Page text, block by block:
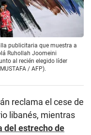
publicitaria que muestra a
Ruhollah Joomeini
al recién elegido líder
/ AFP).
reclama el cese de
libanés, mientras
del estrecho de